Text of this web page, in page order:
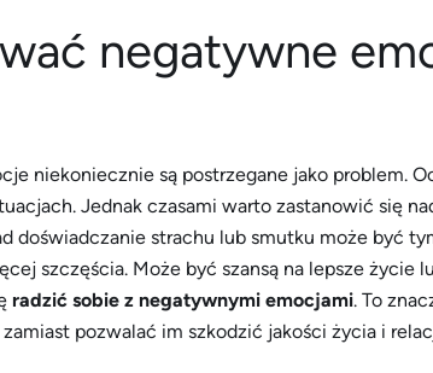
negatywne
niekoniecznie są postrzegane jako problem.
Jednak czasami warto zastanowić się
doświadczanie strachu lub smutku może być
szczęścia. Może być szansą na lepsze życie
radzić sobie z negatywnymi emocjami. To
pozwalać im szkodzić jakości życia i